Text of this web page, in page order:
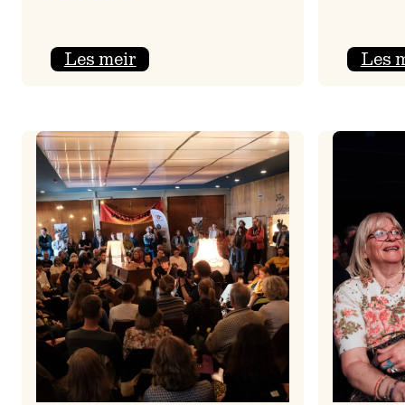
Les meir:
–
3.
joledag
Les